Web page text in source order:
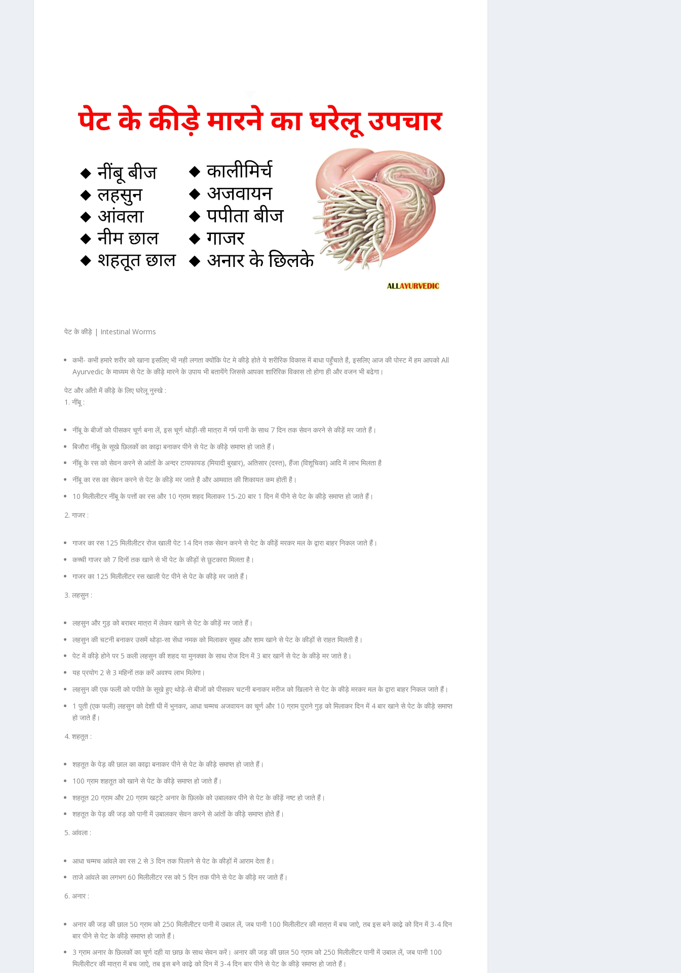
पेट के कीड़े | Intestinal Worms
कभी- कभी हमारे शरीर को खाना इसलिए भी नही लगता क्योंकि पेट मे कीड़े होते ये शरीरिक विकास में बाधा पहुँचाते है, इसलिए आज की पोस्ट में हम आपकोAll
Ayurvedic के माध्यम से पेट के कीड़े मारने के उपाय भी बतायेंगे जिससे आपका शारिरिक विकास तो होगा ही और वजन भी बढेगा।
पेट और आँतो में कीड़े के लिए घरेलू नुस्खे :
1. नींबू :
नींबू के बीजों को पीसकर चूर्ण बना लें, इस चूर्ण थोड़ी-सी मात्रा में गर्म पानी के साथ 7 दिन तक सेवन करने से कीड़ें मर जाते हैं।
बिजौरा नींबू के सूखे छिलकों का काढ़ा बनाकर पीने से पेट के कीड़े समाप्त हो जाते हैं।
नींबू के रस को सेवन करने से आंतों के अन्दर टायफायड (मियादी बुखार), अतिसार (दस्त), हैंजा (विशूचिका) आदि में लाभ मिलता है
नींबू का रस का सेवन करने से पेट के कीड़े मर जाते है और आमवात की शिकायत कम होती है।
10 मिलीलीटर नींबू के पत्तों का रस और 10 ग्राम शहद मिलाकर 15-20 बार 1 दिन में पीने से पेट के कीड़े समाप्त हो जाते हैं।
2. गाजर :
गाजर का रस 125 मिलीलीटर रोज खाली पेट 14 दिन तक सेवन करने से पेट के कीड़ें मरकर मल के द्वारा बाहर निकल जाते हैं।
कच्ची गाजर को 7 दिनों तक खाने से भी पेट के कीड़ों से छुटकारा मिलता है।
गाजर का 125 मिलीलीटर रस खाली पेट पीने से पेट के कीड़े मर जाते हैं।
3. लहसुन :
लहसुन और गुड़ को बराबर मात्रा में लेकर खाने से पेट के कीड़ें मर जाते हैं।
लहसुन की चटनी बनाकर उसमें थोड़ा-सा सेंधा नमक को मिलाकर सुबह और शाम खाने से पेट के कीड़ों से राहत मिलती है।
पेट में कीड़े होने पर 5 कली लहसुन की शहद या मुनक्का के साथ रोज दिन में 3 बार खानें से पेट के कीड़े मर जाते है।
यह प्रयोग 2 से 3 महिनों तक करें अवश्य लाभ मिलेगा।
लहसुन की एक फली को पपीते के सूखे हुए थोड़े-से बीजों को पीसकर चटनी बनाकर मरीज को खिलाने से पेट के कीड़े मरकर मल के द्वारा बाहर निकल जाते हैं।
1 पुती (एक फली) लहसुन को देशी घी में भुनकर, आधा चम्मच अजवायन का चूर्ण और 10 ग्राम पुराने गुड़ को मिलाकर दिन में 4 बार खाने से पेट के कीड़े समाप्त
हो जाते हैं।
4. शहतूत :
शहतूत के पेड़ की छाल का काढ़ा बनाकर पीने से पेट के कीड़े समाप्त हो जाते हैं।
100 ग्राम शहतूत को खाने से पेट के कीड़े समाप्त हो जाते हैं।
शहतूत 20 ग्राम और 20 ग्राम खट्टे अनार के छिलके को उबालकर पीने से पेट के कीड़ें नष्ट हो जाते हैं।
शहतूत के पेड़ की जड़ को पानी में उबालकर सेवन करने से आंतों के कीड़े समाप्त होते हैं।
5. आंवला :
आधा चम्मच आंवले का रस 2 से 3 दिन तक पिलाने से पेट के कीड़ों में आराम देता है।
ताजे आंवले का लगभग 60 मिलीलीटर रस को 5 दिन तक पीने से पेट के कीड़े मर जाते हैं।
6. अनार :
अनार की जड़ की छाल 50 ग्राम को 250 मिलीलीटर पानी में उबाल लें, जब पानी 100 मिलीलीटर की मात्रा में बच जाऐ, तब इस बने काढे़ को दिन में 3-4 दिन
बार पीने से पेट के कीड़े समाप्त हो जाते हैं।
3 ग्राम अनार के छिलकों का चूर्ण दही या छाछ के साथ सेवन करें। अनार की जड़ की छाल 50 ग्राम को 250 मिलीलीटर पानी में उबाल लें, जब पानी 100
मिलीलीटर की मात्रा में बच जाऐ, तब इस बने काढे़ को दिन में 3-4 दिन बार पीने से पेट के कीड़े समाप्त हो जाते हैं।